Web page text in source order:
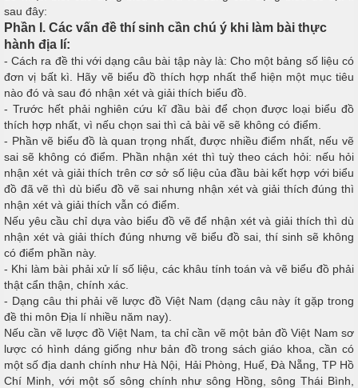
sau đây:
Phần I. Các vấn đề thí sinh cần chú ý khi làm bài thực
hành địa lí:
- Cách ra đề thi với dạng câu bài tập này là: Cho một bảng số liệu có
đơn vị bất kì. Hãy vẽ biểu đồ thích hợp nhất thể hiện một mục tiêu
nào đó và sau đó nhận xét và giải thích biểu đồ.
- Trước hết phải nghiên cứu kĩ đầu bài để chọn được loại biểu đồ
thích hợp nhất, vì nếu chọn sai thì cả bài vẽ sẽ không có điểm.
- Phần vẽ biểu đồ là quan trọng nhất, được nhiều điểm nhất, nếu vẽ
sai sẽ không có điểm. Phần nhận xét thì tuỳ theo cách hỏi: nếu hỏi
nhận xét và giải thích trên cơ sở số liệu của đầu bài kết hợp với biểu
đồ đã vẽ thì dù biểu đồ vẽ sai nhưng nhận xét và giải thích đúng thì
nhận xét và giải thích vẫn có điểm.
Nếu yêu cầu chỉ dựa vào biểu đồ vẽ để nhận xét và giải thích thì dù
nhận xét và giải thích đúng nhưng vẽ biểu đồ sai, thí sinh sẽ không
có điểm phần này.
- Khi làm bài phải xử lí số liệu, các khâu tính toán và vẽ biểu đồ phải
thật cẩn thận, chính xác.
- Dạng câu thi phải vẽ lược đồ Việt Nam (dạng câu này ít gặp trong
đề thi môn Địa lí nhiều năm nay).
Nếu cần vẽ lược đồ Việt Nam, ta chỉ cần vẽ một bản đồ Việt Nam sơ
lược có hình dáng giống như bản đồ trong sách giáo khoa, cần có
một số địa danh chính như Hà Nội, Hải Phòng, Huế, Đà Nẵng, TP Hồ
Chí Minh, với một số sông chính như sông Hồng, sông Thái Bình,